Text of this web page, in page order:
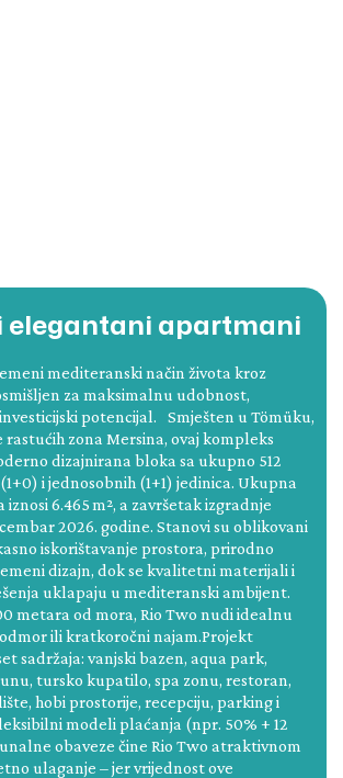
elegantani apartmani
mediteranski način života kroz
za maksimalnu udobnost,
potencijal. Smješten u Tömüku,
rastućih zona Mersina, ovaj kompleks
dizajnirana bloka sa ukupno 512
i jednosobnih (1+1) jedinica. Ukupna
6.465 m², a završetak izgradnje
2026. godine. Stanovi su oblikovani
iskorištavanje prostora, prirodno
dizajn, dok se kvalitetni materijali i
uklapaju u mediteranski ambijent.
metara od mora, Rio Two nudi idealnu
ili kratkoročni najam.Projekt
sadržaja: vanjski bazen, aqua park,
tursko kupatilo, spa zonu, restoran,
hobi prostorije, recepciju, parking i
modeli plaćanja (npr. 50% + 12
obaveze čine Rio Two atraktivnom
ulaganje – jer vrijednost ove